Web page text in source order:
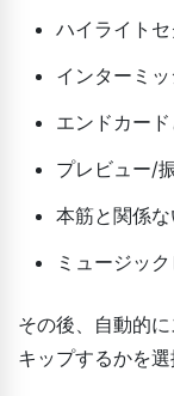
ハイライト
インターミ
エンドカー
プレビュー/
本筋と関係
ミュージッ
その後、自動的
キップするかを選